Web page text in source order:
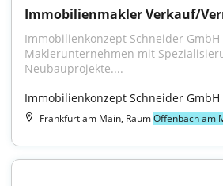
Immobilienmakler Verkauf/
Immobilienkonzept Schneider
Maklerunternehmen mit
Neubauprojekte....
Immobilienkonzept Schneider GmbH
Frankfurt am Main, RaumOffenbach am